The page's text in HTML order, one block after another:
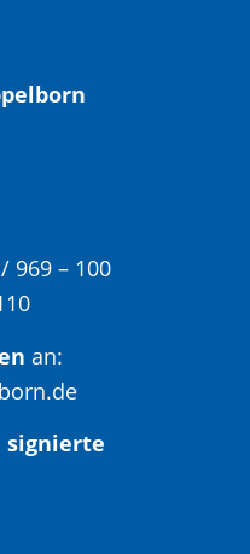
969 – 100
an:
signierte